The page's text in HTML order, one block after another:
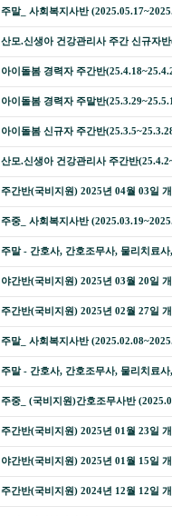
주말_ 사회복지사반
산모.신생아 건강관리사 주간 신규자
아이돌봄 경력자 주간반
아이돌봄 경력자 주말반
아이돌봄 신규자 주간반
산모.신생아 건강관리사 주간반
주간반(국비지원) 2025년 04월 03일
주중_ 사회복지사반
주말 - 간호사, 간호조무사, 물리치료
야간반(국비지원) 2025년 03월 20일
주간반(국비지원) 2025년 02월 27일
주말_ 사회복지사반
주말 - 간호사, 간호조무사, 물리치료
주중_ (국비지원)간호조무사반
주간반(국비지원) 2025년 01월 23일
야간반(국비지원) 2025년 01월 15일
주간반(국비지원) 2024년 12월 12일